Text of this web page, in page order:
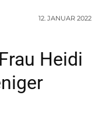
12. JANUAR 2022
Heidi